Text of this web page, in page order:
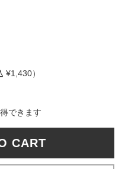
¥1,430）
できます
CART